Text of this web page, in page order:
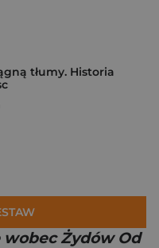
tłumy. Historia
wobec Żydów Od